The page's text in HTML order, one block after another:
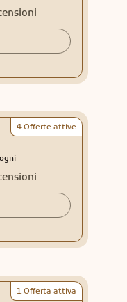
4 Offerte attive
1 Offerta attiva